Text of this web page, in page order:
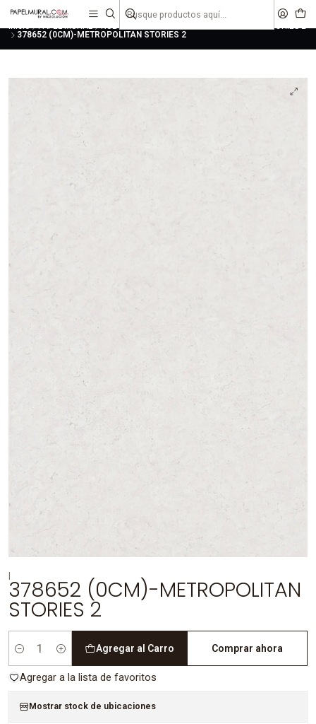
liquidaciones
Inicio PAPEL MURAL NUEVAS COLECCIONES
METROPOLITAN STORIES 2
378652 (0CM)-METROPOLITAN STORIES 2
378652 (0CM)-METROPOLITAN
STORIES 2
Cantidad
Agregar al Carro Comprar ahora
Agregar a la lista de favoritos
Mostrar stock de ubicaciones